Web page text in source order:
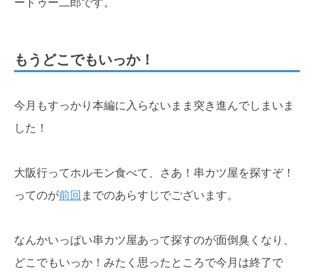
ードゥー二郎です。
もうどこでもいっか！
今月もすっかり本編に入らないまま突き進んでしまいま
した！
大阪行ってホルモン食べて、さあ！串カツ屋を探すぞ！
ってのが前回 までのあらすじでございます。
なんかいっぱい串カツ屋あって探すのが面倒臭くなり、
どこでもいっか！みたく思ったところで今月は終了で